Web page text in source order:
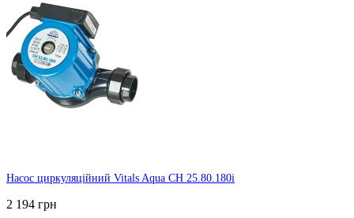
Насос циркуляційний Vitals Aqua CH 25.80.180i
2 194 грн